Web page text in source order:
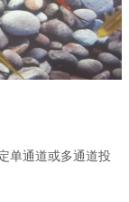
单通道或多通道投